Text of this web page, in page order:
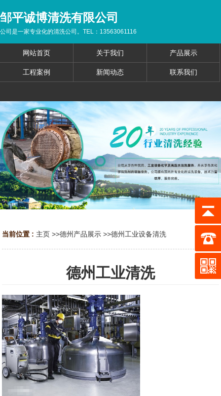
邹平诚博清洗有限公司
公司是一家专业化的清洗公司。TEL：13563061116
网站首页 关于我们 产品展示
工程案例 新闻动态 联系我们
当前位置 : 主页 >>德州产品展示 >>德州工业设备清洗
德州工业清洗